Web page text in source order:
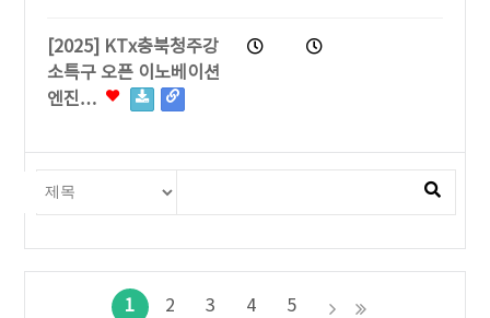
[2025] KTx충북청주강
소특구 오픈 이노베이션
엔진…
1 2 3 4 5